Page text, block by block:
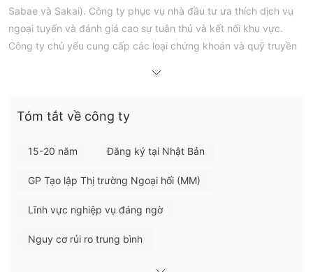
Sabae và Sakai). Công ty phục vụ nhà đầu tư ưa thích dịch vụ
ngoại tuyến và đánh giá cao sự tuân thủ và kết nối khu vực.
Công ty chủ yếu cung cấp các loại chứng khoán và quỹ truyền
phòng chi nhánh trong tỉnh (các chi nhánh ở Ono, Sabae và
Masumo Securities sở hữu giấy phép kinh doanh chứng khoán
Giám đốc Cục Tài chính Hokuriku (Kinsho) Số 12), và số giấy
phép là 北陸財務局長（金商）第12号.
Tóm tắt về công ty
15-20 năm Đăng ký tại Nhật Bản
GP Tạo lập Thị trường Ngoại hối (MM)
Lĩnh vực nghiệp vụ đáng ngờ
Nguy cơ rủi ro trung bình